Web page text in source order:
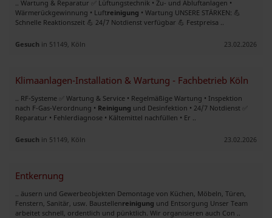
.. Wartung & Reparatur ✅ Lüftungstechnik • Zu- und Abluftanlagen •
Wärmerückgewinnung • Luftreinigung • Wartung UNSERE STÄRKEN: 💪
Schnelle Reaktionszeit 💪 24/7 Notdienst verfügbar 💪 Festpreisa ..
Gesuch in 51149, Köln 23.02.2026
Klimaanlagen-Installation & Wartung - Fachbetrieb Köln
.. RF-Systeme ✅ Wartung & Service • Regelmäßige Wartung • Inspektion
nach F-Gas-Verordnung • Reinigung und Desinfektion • 24/7 Notdienst ✅
Reparatur • Fehlerdiagnose • Kältemittel nachfüllen • Er ..
Gesuch in 51149, Köln 23.02.2026
Entkernung
.. äusern und Gewerbeobjekten Demontage von Küchen, Möbeln, Türen,
Fenstern, Sanitär, usw. Baustellenreinigung und Entsorgung Unser Team
arbeitet schnell, ordentlich und pünktlich. Wir organisieren auch Con ..